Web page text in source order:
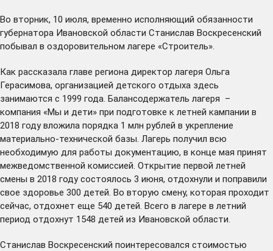
Во вторник, 10 июля, временно исполняющий обязанности
губернатора Ивановской области Станислав Воскресенский
побывал в оздоровительном лагере «Строитель».
Как рассказала главе региона директор лагеря Ольга
Герасимова, организацией детского отдыха здесь
занимаются с 1999 года. Балансодержатель лагеря –
компания «Мы и дети» при подготовке к летней кампании в
2018 году вложила порядка 1 млн рублей в укрепление
материально-технической базы. Лагерь получил всю
необходимую для работы документацию, в конце мая принят
межведомственной комиссией. Открытие первой летней
смены в 2018 году состоялось 3 июня, отдохнули и поправили
свое здоровье 300 детей. Во вторую смену, которая проходит
сейчас, отдохнет еще 540 детей. Всего в лагере в летний
период отдохнут 1548 детей из Ивановской области.
Станислав Воскресенский поинтересовался стоимостью